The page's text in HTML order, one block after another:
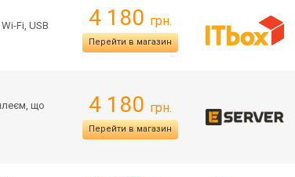
Fi, USB
4 180 грн.
Перейти в магазин
що
4 180 грн.
Перейти в магазин